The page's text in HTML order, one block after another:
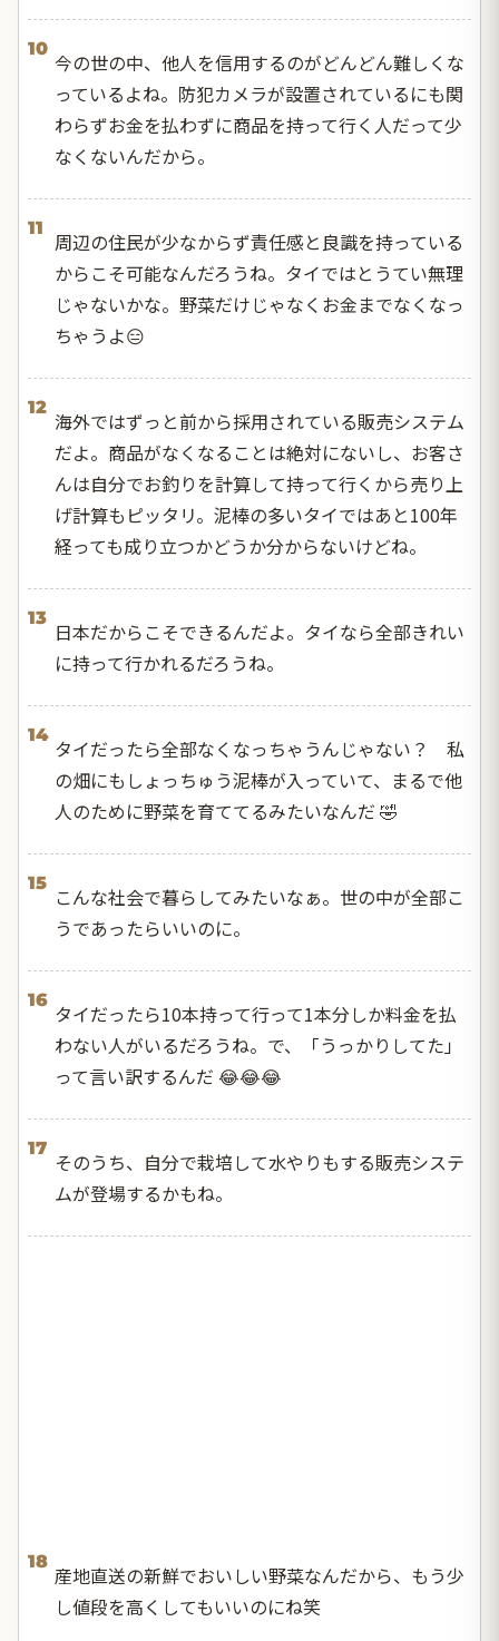
10
今の世の中、他人を信用するのがどんどん難しくな
っているよね。防犯カメラが設置されているにも関
わらずお金を払わずに商品を持って行く人だって少
なくないんだから。
11
周辺の住民が少なからず責任感と良識を持っている
からこそ可能なんだろうね。タイではとうてい無理
じゃないかな。野菜だけじゃなくお金までなくなっ
ちゃうよ😑
12
海外ではずっと前から採用されている販売システム
だよ。商品がなくなることは絶対にないし、お客さ
んは自分でお釣りを計算して持って行くから売り上
げ計算もピッタリ。泥棒の多いタイではあと100年
経っても成り立つかどうか分からないけどね。
13
日本だからこそできるんだよ。タイなら全部きれい
に持って行かれるだろうね。
14
タイだったら全部なくなっちゃうんじゃない？ 私
の畑にもしょっちゅう泥棒が入っていて、まるで他
人のために野菜を育ててるみたいなんだ 🤣
15
こんな社会で暮らしてみたいなぁ。世の中が全部こ
うであったらいいのに。
16
タイだったら10本持って行って1本分しか料金を払
わない人がいるだろうね。で、「うっかりしてた」
って言い訳するんだ 😂😂😂
17
そのうち、自分で栽培して水やりもする販売システ
ムが登場するかもね。
18
産地直送の新鮮でおいしい野菜なんだから、もう少
し値段を高くしてもいいのにね笑